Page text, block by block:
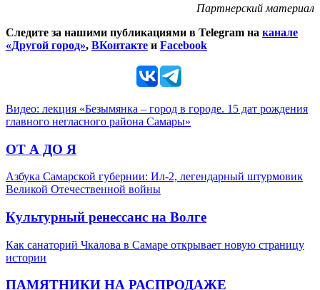
Партнерский материал
Следите за нашими публикациями в Telegram на канале
«Другой город», ВКонтакте и Facebook
Видео: лекция «Безымянка – город в городе. 15 дат рождения
главного негласного района Самары»
ОТ А ДО Я
Азбука Самарской губернии: Ил-2, легендарный штурмовик
Великой Отечественной войны
Культурный ренессанс на Волге
Как санаторий Чкалова в Самаре открывает новую страницу
истории
ПАМЯТНИКИ НА РАСПРОДАЖЕ